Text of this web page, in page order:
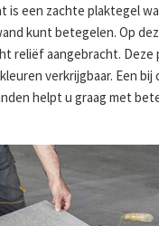
is een zachte plaktegel
kunt betegelen. Op
reliëf aangebracht. Deze
verkrijgbaar. Een bij
helpt u graag met